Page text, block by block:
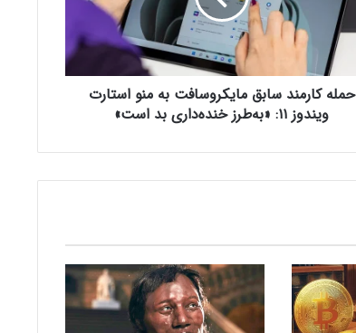
گذاشت؛ پایانی بر عصر کامت‌لیک
نسل جدید مانیتور استودیو دیسپلی اپل سال
۲۰۲۶ از راه می‌رسد؛ گزارش بلومبرگ
همراه اول | مودم‌های رومیزی 5G انتخاب اول
کم‌درآمد ارائه می‌شود
حمله کارمند سابق مایکروسافت به منو استارت
ویندوز ۱۱: «به‌طرز خنده‌داری بد است»